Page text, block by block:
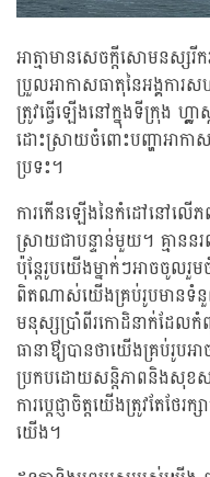
អាត្មាមានសេចក្តីសោមនស្សរី
ប្រួលអាកាសធាតុនៃអង្គកា
ត្រូវធ្វើឡើងនៅក្នុងទីក្រុង ហ្គ្ល
ដោះស្រាយចំពោះបញ្ហាអាក
ប្រទះ។
ការកើនឡើងនៃកំដៅនៅលើភ
ស្រាយជាបន្ទាន់មួយ។ គ្មាននរ
ប៉ុន្តែរូបយើងម្នាក់ៗអាចចូល
ពិតណាស់យើងគ្រប់រូបមានទំ
មនុស្សប្រាំពីរកោដិនាក់ដែលកំ
ធានាឳ្យបានថាយើងគ្រប់រូប
ប្រកបដោយសន្តិភាពនិងសុខ
ការប្តេជ្ញាចិត្តយើងត្រូវតែថ
យើង។